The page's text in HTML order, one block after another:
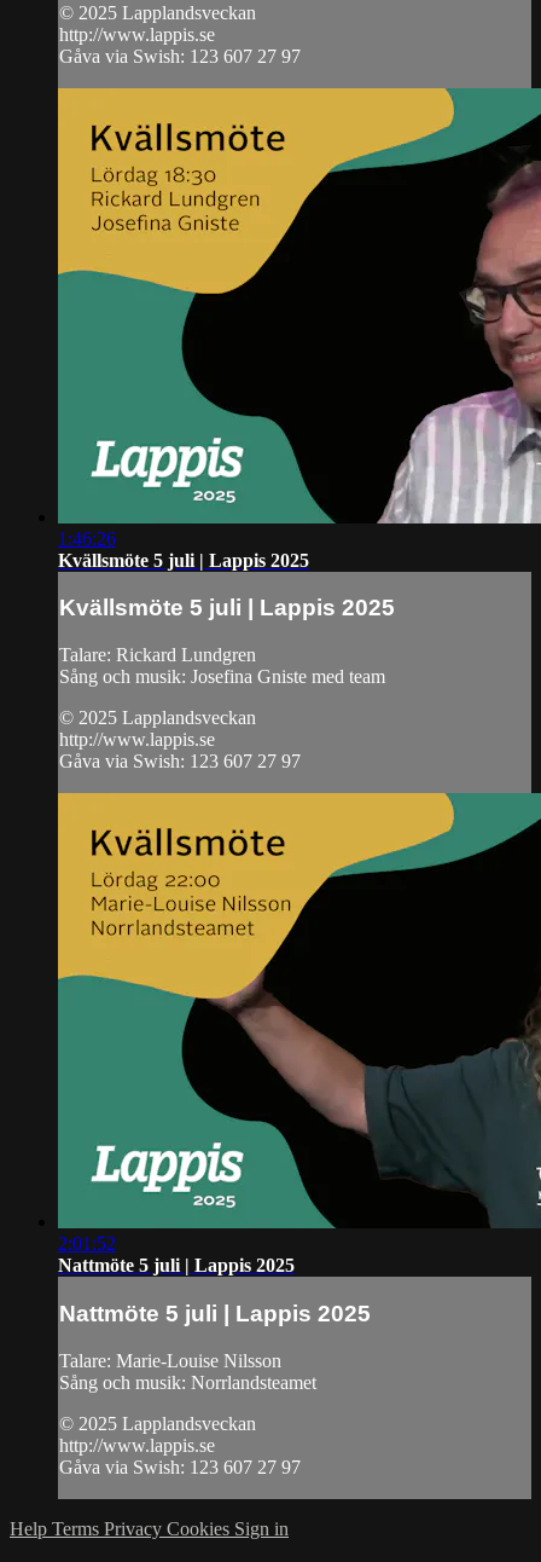
© 2025 Lapplandsveckan
http://www.lappis.se
Gåva via Swish: 123 607 27 97
1:46:26
Kvällsmöte 5 juli | Lappis 2025
Kvällsmöte 5 juli | Lappis 2025
Talare: Rickard Lundgren
Sång och musik: Josefina Gniste med team
© 2025 Lapplandsveckan
http://www.lappis.se
Gåva via Swish: 123 607 27 97
2:01:52
Nattmöte 5 juli | Lappis 2025
Nattmöte 5 juli | Lappis 2025
Talare: Marie-Louise Nilsson
Sång och musik: Norrlandsteamet
© 2025 Lapplandsveckan
http://www.lappis.se
Gåva via Swish: 123 607 27 97
Help Terms Privacy Cookies Sign in